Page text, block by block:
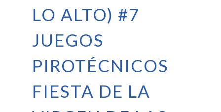
LO ALTO) #7
JUEGOS
PIROTÉCNICOS
FIESTA DE LA